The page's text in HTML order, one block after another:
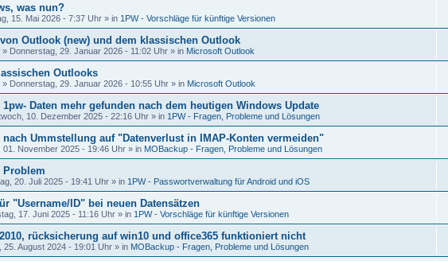
was nun?
15. Mai 2026 - 7:37 Uhr » in 1PW - Vorschläge für künftige Versionen
Outlook (new) und dem klassischen Outlook
» Donnerstag, 29. Januar 2026 - 11:02 Uhr » in Microsoft Outlook
Outlooks
» Donnerstag, 29. Januar 2026 - 10:55 Uhr » in Microsoft Outlook
Daten mehr gefunden nach dem heutigen Windows Update
10. Dezember 2025 - 22:16 Uhr » in 1PW - Fragen, Probleme und Lösungen
Ummstellung auf "Datenverlust in IMAP-Konten vermeiden"
01. November 2025 - 19:46 Uhr » in MOBackup - Fragen, Probleme und Lösungen
Problem
20. Juli 2025 - 19:41 Uhr » in 1PW - Passwortverwaltung für Android und iOS
"Username/ID" bei neuen Datensätzen
17. Juni 2025 - 11:16 Uhr » in 1PW - Vorschläge für künftige Versionen
rücksicherung auf win10 und office365 funktioniert nicht
25. August 2024 - 19:01 Uhr » in MOBackup - Fragen, Probleme und Lösungen